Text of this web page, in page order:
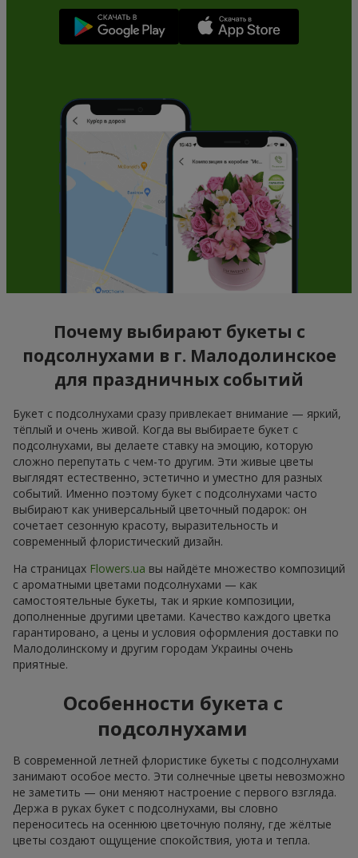
Почему выбирают букеты с
подсолнухами в г. Малодолинское
для праздничных событий
Букет с подсолнухами сразу привлекает внимание — яркий,
тёплый и очень живой. Когда вы выбираете букет с
подсолнухами, вы делаете ставку на эмоцию, которую
сложно перепутать с чем-то другим. Эти живые цветы
выглядят естественно, эстетично и уместно для разных
событий. Именно поэтому букет с подсолнухами часто
выбирают как универсальный цветочный подарок: он
сочетает сезонную красоту, выразительность и
современный флористический дизайн.
На страницах Flowers.ua вы найдёте множество композиций
с ароматными цветами подсолнухами — как
самостоятельные букеты, так и яркие композиции,
дополненные другими цветами. Качество каждого цветка
гарантировано, а цены и условия оформления доставки по
Малодолинскому и другим городам Украины очень
приятные.
Особенности букета с
подсолнухами
В современной летней флористике букеты с подсолнухами
занимают особое место. Эти солнечные цветы невозможно
не заметить — они меняют настроение с первого взгляда.
Держа в руках букет с подсолнухами, вы словно
переноситесь на осеннюю цветочную поляну, где жёлтые
цветы создают ощущение спокойствия, уюта и тепла.